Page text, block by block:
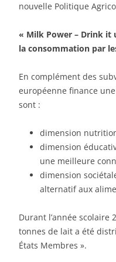
nouvelle Politique
« Milk Power – Drink it
la consommation par
En complément des
européenne finance
sont :
dimension
dimension
une meilleure
dimension
alternatif aux
Durant l’année scolaire
tonnes de lait a été
États Membres ».